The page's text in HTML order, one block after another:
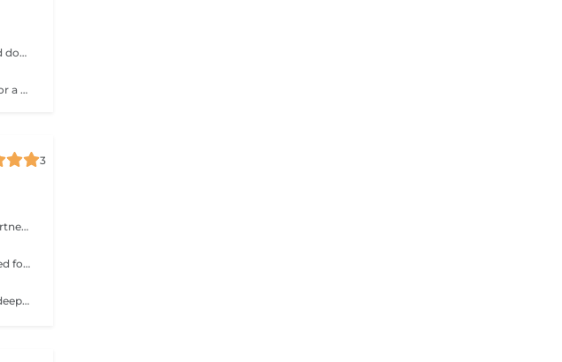
A perfect pampering package for two to some well-deserved downtime and to spend some quality time together. Grab a loved one and treat yourselves.
Unwind together with this blissful duo treatment designed for a couple. Begin with a 45 minutes full body massage to ease tension, improve circulation, and restore balance. Then enjoy a 30 minutes simply facial treatment, tailored to your skin type, featuring cleansing, gentle exfoliation, a shooting facial massage, and refreshing mask, leaving your skin glowing and hydrated.
3
Share a relaxing Hot Stone Massage experience with your partner, friend, or loved one. Smooth heated stones and warm oils help ease muscular tension while creating a calming and memorable wellness experience.
Enjoy a soothing Aromatherapy Massage experience designed for two. Carefully selected aromatic oils are combined with gentle, flowing massage techniques to create a deeply calming and enjoyable treatment. The natural fragrances help create a peaceful atmosphere, while the massage promotes relaxation and comfort. An ideal choice for couples, friends, or family members wishing to share a moment of tranquillity and well-being.
Share a focused therapeutic experience designed to release deep-seated tension and restore freedom of movement. Using slow, targeted pressure, this treatment works into deeper muscle layers and connective tissue, making it ideal for persistent tightness, physical strain, and active lifestyles.